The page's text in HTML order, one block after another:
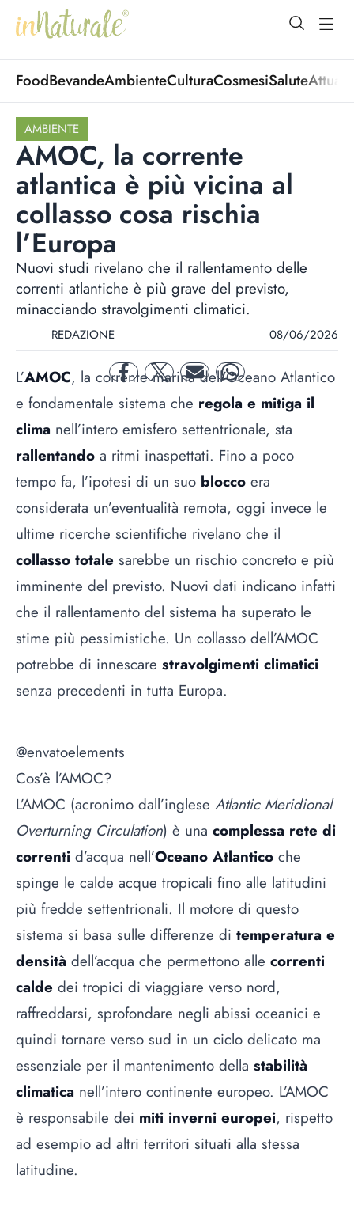
open
FoodBevandeAmbienteCulturaCosmesiSalute
AMBIENTE
AMOC, la corrente
atlantica è più vicina al
collasso cosa rischia
l’Europa
Nuovi studi rivelano che il rallentamento delle
correnti atlantiche è più grave del previsto,
minacciando stravolgimenti climatici.
REDAZIONE 08/06/2026
facebooktwitter mail whatsapp
L’AMOC, la corrente marina dell’Oceano Atlantico
e fondamentale sistema che regola e mitiga il
clima nell’intero emisfero settentrionale, sta
rallentando a ritmi inaspettati. Fino a poco
tempo fa, l’ipotesi di un suo blocco era
considerata un’eventualità remota, oggi invece le
ultime ricerche scientifiche rivelano che il
collasso totale sarebbe un rischio concreto e più
imminente del previsto. Nuovi dati indicano infatti
che il rallentamento del sistema ha superato le
stime più pessimistiche. Un collasso dell’AMOC
potrebbe di innescare stravolgimenti climatici
senza precedenti in tutta Europa.
@envatoelements
Cos’è l’AMOC?
L’AMOC (acronimo dall’inglese Atlantic Meridional
Overturning Circulation) è una complessa rete di
correnti d’acqua nell’Oceano Atlantico che
spinge le calde acque tropicali fino alle latitudini
più fredde settentrionali. Il motore di questo
sistema si basa sulle differenze di temperatura e
densità dell’acqua che permettono alle correnti
calde dei tropici di viaggiare verso nord,
raffreddarsi, sprofondare negli abissi oceanici e
quindi tornare verso sud in un ciclo delicato ma
essenziale per il mantenimento della stabilità
climatica nell’intero continente europeo. L’AMOC
è responsabile dei miti inverni europei, rispetto
ad esempio ad altri territori situati alla stessa
latitudine.